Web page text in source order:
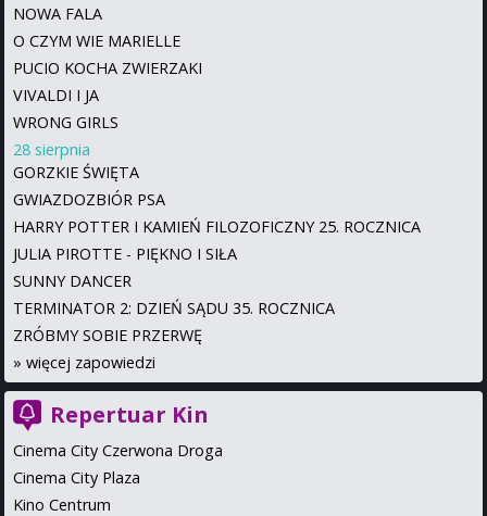
NOWA FALA
O CZYM WIE MARIELLE
PUCIO KOCHA ZWIERZAKI
VIVALDI I JA
WRONG GIRLS
28 sierpnia
GORZKIE ŚWIĘTA
GWIAZDOZBIÓR PSA
HARRY POTTER I KAMIEŃ FILOZOFICZNY 25. ROCZNICA
JULIA PIROTTE - PIĘKNO I SIŁA
SUNNY DANCER
TERMINATOR 2: DZIEŃ SĄDU 35. ROCZNICA
ZRÓBMY SOBIE PRZERWĘ
» więcej zapowiedzi
Repertuar Kin
Cinema City Czerwona Droga
Cinema City Plaza
Kino Centrum